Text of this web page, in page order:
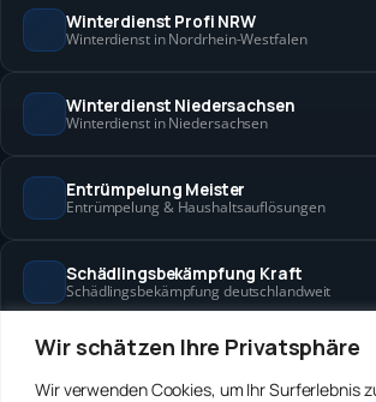
Wir schätzen Ihre Privatsphäre
Wir verwenden Cookies, um Ihr Surferlebnis
Winterdienst Profi NRW
Winterdienst in Nordrhein-Westfalen
Winterdienst Niedersachsen
Winterdienst in Niedersachsen
Entrümpelung Meister
Entrümpelung & Haushaltsauflösungen
Schädlingsbekämpfung Kraft
Schädlingsbekämpfung deutschlandweit
Hanse Objektservice